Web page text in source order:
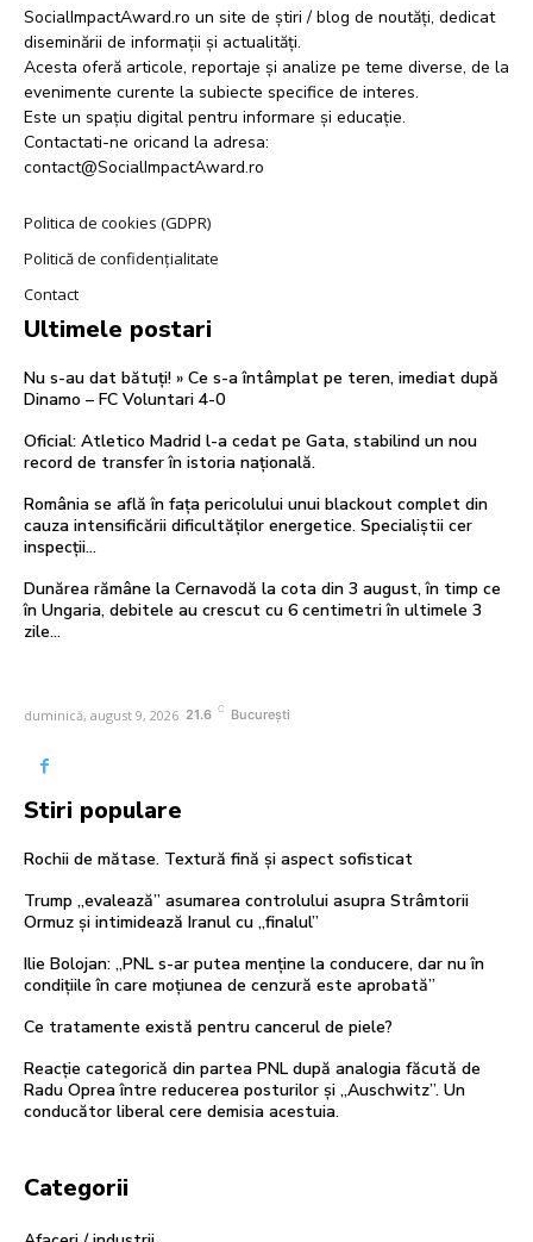
SocialImpactAward.ro un site de știri / blog de noutăți, dedicat
diseminării de informații și actualități.
Acesta oferă articole, reportaje și analize pe teme diverse, de la
evenimente curente la subiecte specifice de interes.
Este un spațiu digital pentru informare și educație.
Contactati-ne oricand la adresa:
contact@SocialImpactAward.ro
Politica de cookies (GDPR)
Politică de confidențialitate
Contact
Ultimele postari
Nu s-au dat bătuți! » Ce s-a întâmplat pe teren, imediat după
Dinamo – FC Voluntari 4-0
Oficial: Atletico Madrid l-a cedat pe Gata, stabilind un nou
record de transfer în istoria națională.
România se află în fața pericolului unui blackout complet din
cauza intensificării dificultăților energetice. Specialiștii cer
inspecții…
Dunărea rămâne la Cernavodă la cota din 3 august, în timp ce
în Ungaria, debitele au crescut cu 6 centimetri în ultimele 3
zile...
duminică, august 9, 2026 21.6 C București
Stiri populare
Rochii de mătase. Textură fină și aspect sofisticat
Trump „evalează” asumarea controlului asupra Strâmtorii
Ormuz și intimidează Iranul cu „finalul”
Ilie Bolojan: „PNL s-ar putea menține la conducere, dar nu în
condițiile în care moțiunea de cenzură este aprobată”
Ce tratamente există pentru cancerul de piele?
Reacție categorică din partea PNL după analogia făcută de
Radu Oprea între reducerea posturilor și „Auschwitz”. Un
conducător liberal cere demisia acestuia.
Categorii